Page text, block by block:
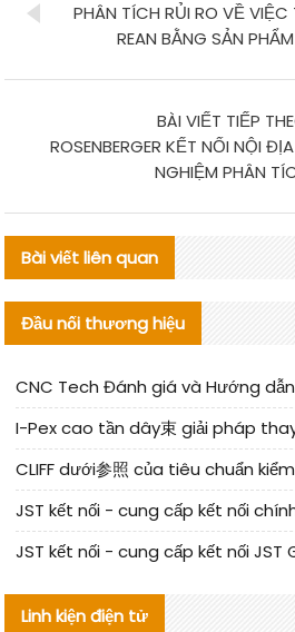
PHÂN TÍCH RỦI RO VỀ VIỆC
REAN BẰNG SẢN
BÀI VIẾT TIẾP
ROSENBERGER KẾT NỐI NỘI
NGHIỆM PHÂN
Bài viết liên quan
Đầu nối thương hiệu
Linh kiện điện tử